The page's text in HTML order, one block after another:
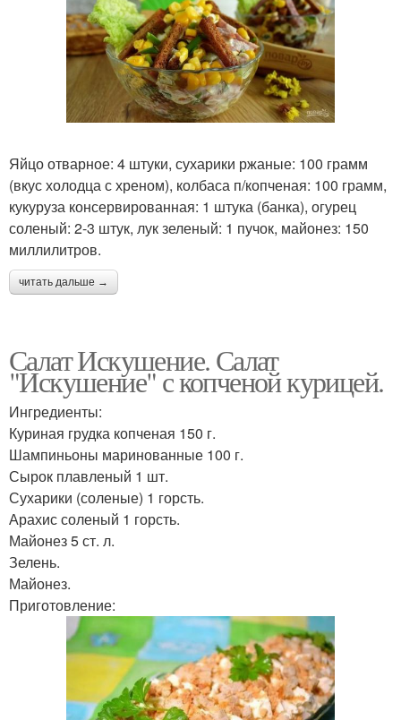
Яйцо отварное: 4 штуки, сухарики ржаные: 100 грамм
(вкус холодца с хреном), колбаса п/копченая: 100 грамм,
кукуруза консервированная: 1 штука (банка), огурец
соленый: 2-3 штук, лук зеленый: 1 пучок, майонез: 150
миллилитров.
читать дальше →
Салат Искушение. Салат
"Искушение" с копченой курицей.
Ингредиенты:
Куриная грудка копченая 150 г.
Шампиньоны маринованные 100 г.
Сырок плавленый 1 шт.
Сухарики (соленые) 1 горсть.
Арахис соленый 1 горсть.
Майонез 5 ст. л.
Зелень.
Майонез.
Приготовление: